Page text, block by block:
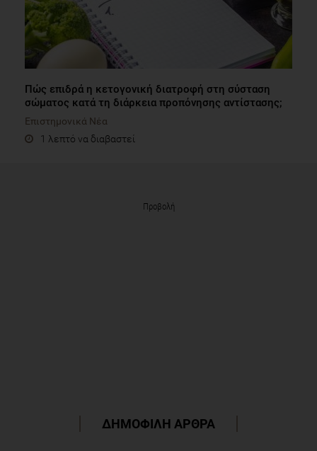
Πώς επιδρά η κετογονική διατροφή στη σύσταση
σώματος κατά τη διάρκεια προπόνησης αντίστασης;
Επιστημονικά Νέα
1 λεπτό να διαβαστεί
Προβολή
ΔΗΜΟΦΙΛΗ ΑΡΘΡΑ